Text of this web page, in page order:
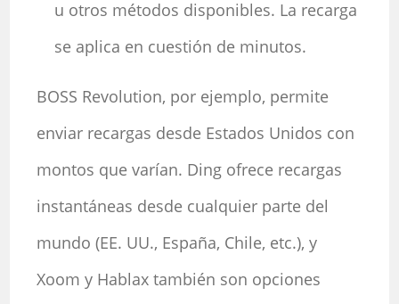
u otros métodos disponibles. La recarga
se aplica en cuestión de minutos.
BOSS Revolution, por ejemplo, permite
enviar recargas desde Estados Unidos con
montos que varían. Ding ofrece recargas
instantáneas desde cualquier parte del
mundo (EE. UU., España, Chile, etc.), y
Xoom y Hablax también son opciones